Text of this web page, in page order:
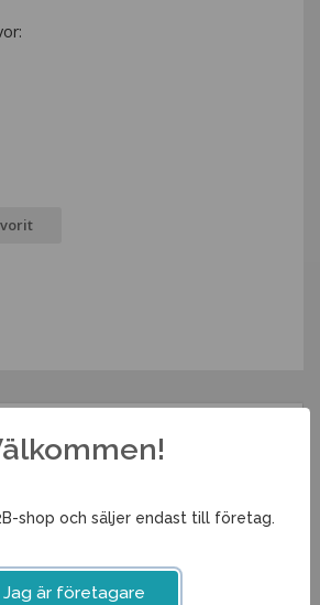
produkter
shop och säljer endast till företag.
Jag är företagare